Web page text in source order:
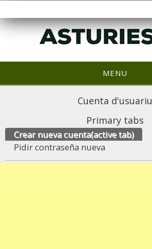
MENU
Cuenta d'usuariu
Primary tabs
Crear nueva cuenta(active tab)
Pidir contraseña nueva